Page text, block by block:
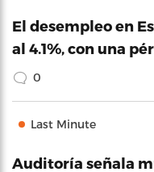
El desempleo en
al 4.1%, con una
0
Last Minute
Auditoría señala